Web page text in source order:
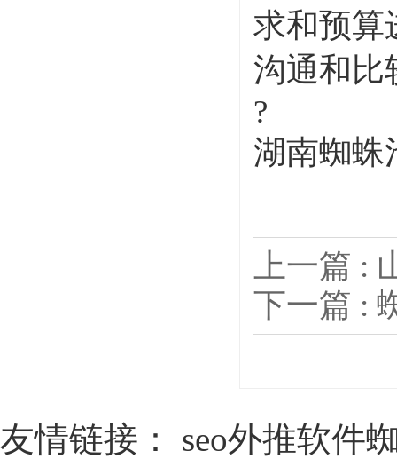
求和预算
沟通和比
?
湖南蜘蛛
上一篇 :
下一篇 :
友情链接： seo外推软件